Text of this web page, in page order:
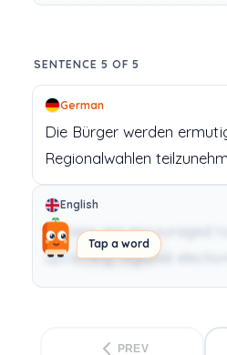
Tap a word
SENTENCE 5 OF 5
German
Die Bürger werden
Regionalwahlen
English
Citizens are encouraged
upcoming regional
PREV